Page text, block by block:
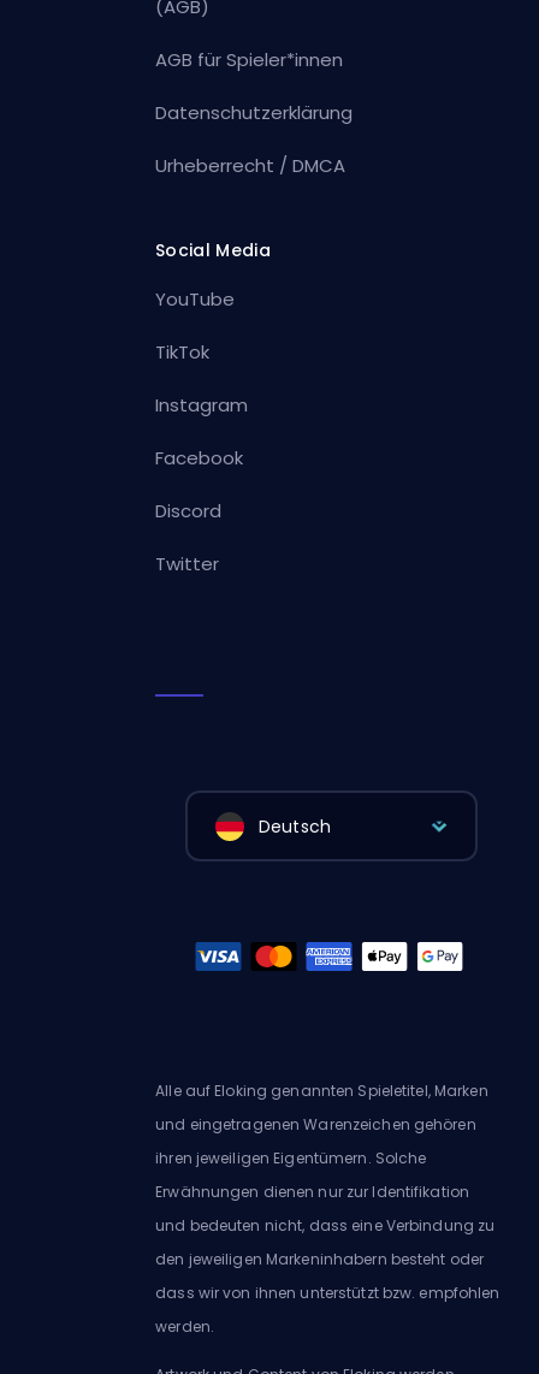
(AGB)
AGB für Spieler*innen
Datenschutzerklärung
Urheberrecht / DMCA
Social Media
YouTube
TikTok
Instagram
Facebook
Discord
Twitter
Deutsch
Alle auf Eloking genannten Spieletitel, Marken
und eingetragenen Warenzeichen gehören
ihren jeweiligen Eigentümern. Solche
Erwähnungen dienen nur zur Identifikation
und bedeuten nicht, dass eine Verbindung zu
den jeweiligen Markeninhabern besteht oder
dass wir von ihnen unterstützt bzw. empfohlen
werden.